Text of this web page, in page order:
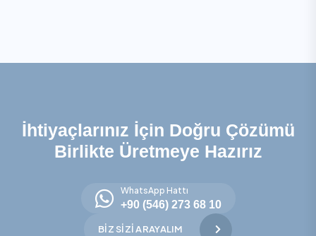
İhtiyaçlarınız İçin Doğru Çözümü
Birlikte Üretmeye Hazırız
WhatsApp Hattı
+90 (546) 273 68 10
BIZ SIZI ARAYALIM